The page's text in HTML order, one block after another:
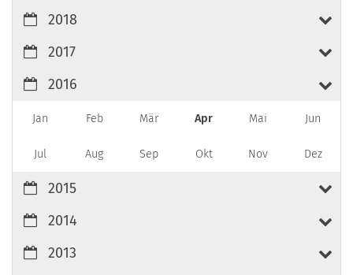
2018
2017
2016
Jan Feb Mär Apr Mai Jun
Jul Aug Sep Okt Nov Dez
2015
2014
2013